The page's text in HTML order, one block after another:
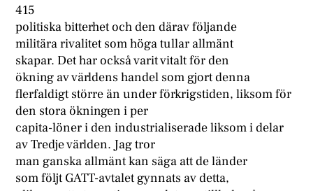
415
politiska bitterhet och den därav följande
militära rivalitet som höga tullar allmänt
skapar. Det har också varit vitalt för den
ökning av världens handel som gjort denna
flerfaldigt större än under förkrigstiden, liksom för
den stora ökningen i per
capita-löner i den industrialiserade liksom i delar
av Tredje världen. Jag tror
man ganska allmänt kan säga att de länder
som följt GATT-avtalet gynnats av detta,